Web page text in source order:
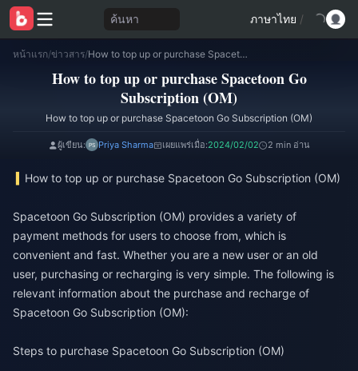
ค้นหา ภาษาไทย /
หน้าแรก/ข่าวสาร/ How to top up or purchase Spacetoon Go Subscription (OM)
How to top up or purchase Spacetoon Go
Subscription (OM)
How to top up or purchase Spacetoon Go Subscription (OM)
ผู้เขียน: Priya Sharma เผยแพร่เมื่อ:2024/02/02 2 min อ่าน
How to top up or purchase Spacetoon Go Subscription (OM)
Spacetoon Go Subscription (OM) provides a variety of
payment methods for users to choose from, which is
convenient and fast. Whether you are a new user or an old
user, purchasing or recharging is very simple. The following is
relevant information about the purchase and recharge of
Spacetoon Go Subscription (OM):
Steps to purchase Spacetoon Go Subscription (OM)